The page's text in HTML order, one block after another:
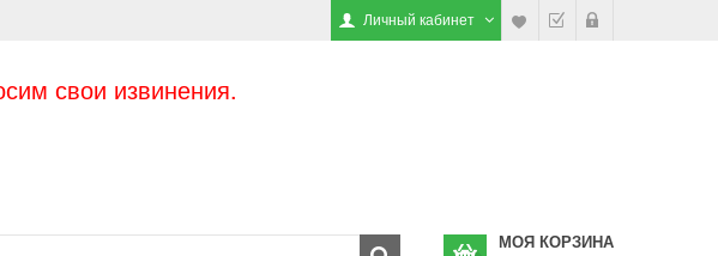
Личный кабинет
свои извинения.
МОЯ КОРЗИНА